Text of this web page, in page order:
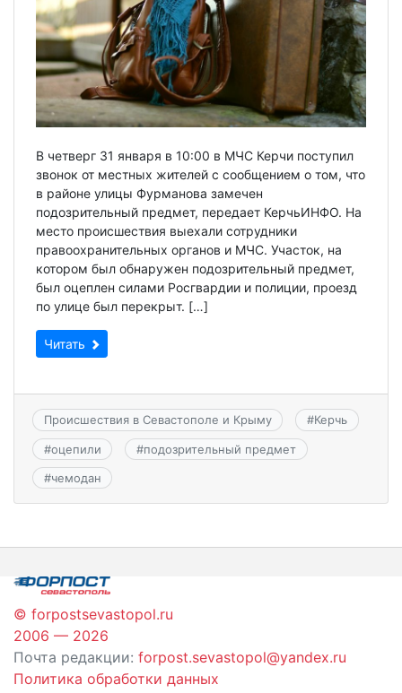
В четверг 31 января в 10:00 в МЧС Керчи поступил
звонок от местных жителей с сообщением о том, что
в районе улицы Фурманова замечен
подозрительный предмет, передает КерчьИНФО. На
место происшествия выехали сотрудники
правоохранительных органов и МЧС. Участок, на
котором был обнаружен подозрительный предмет,
был оцеплен силами Росгвардии и полиции, проезд
по улице был перекрыт. […]
Читать
Происшествия в Севастополе и Крыму #Керчь
#оцепили #подозрительный предмет
#чемодан
© forpostsevastopol.ru
2006 — 2026
Почта редакции: forpost.sevastopol@yandex.ru
Политика обработки данных